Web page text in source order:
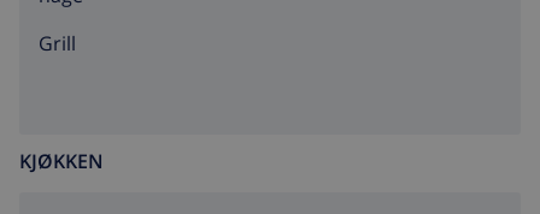
grill
KJØKKEN